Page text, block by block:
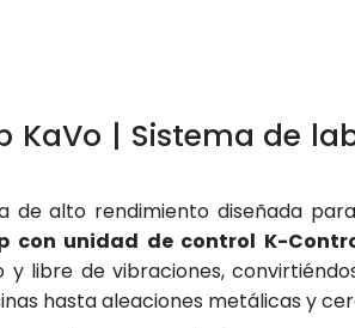
KaVo | Sistema de
alto rendimiento diseñada
con unidad de control K-
libre de vibraciones,
hasta aleaciones metálicas y